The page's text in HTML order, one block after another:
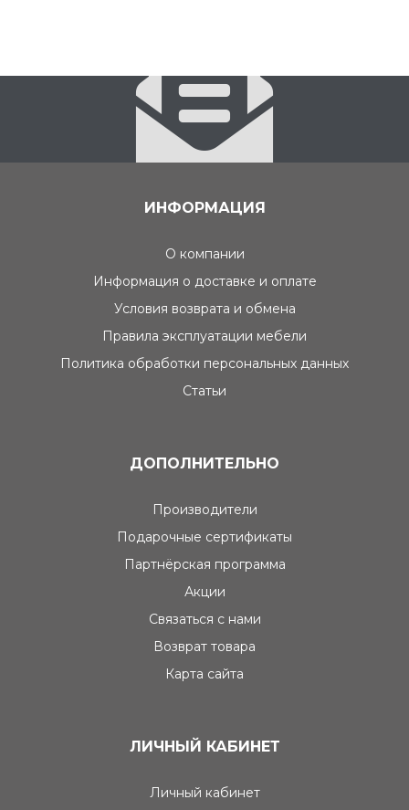
ИНФОРМАЦИЯ
О компании
Информация о доставке и оплате
Условия возврата и обмена
Правила эксплуатации мебели
Политика обработки персональных данных
Статьи
ДОПОЛНИТЕЛЬНО
Производители
Подарочные сертификаты
Партнёрская программа
Акции
Связаться с нами
Возврат товара
Карта сайта
ЛИЧНЫЙ КАБИНЕТ
Личный кабинет